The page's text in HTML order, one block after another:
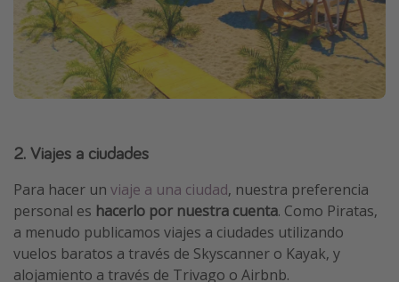
2. Viajes a ciudades
Para hacer un viaje a una ciudad, nuestra preferencia
personal es hacerlo por nuestra cuenta. Como Piratas,
a menudo publicamos viajes a ciudades utilizando
vuelos baratos a través de Skyscanner o Kayak, y
alojamiento a través de Trivago o Airbnb.